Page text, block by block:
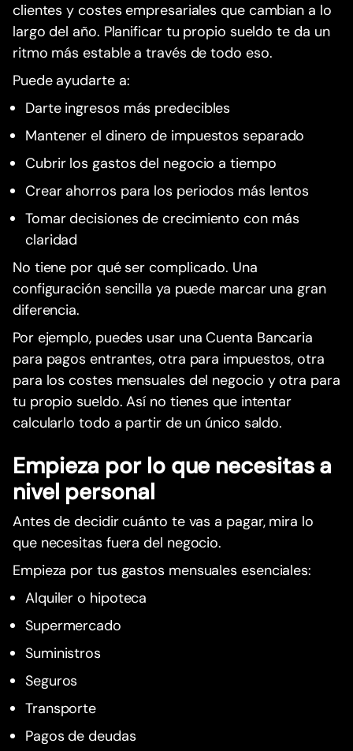
clientes y costes empresariales que cambian a lo
largo del año. Planificar tu propio sueldo te da un
ritmo más estable a través de todo eso.
Puede ayudarte a:
Darte ingresos más predecibles
Mantener el dinero de impuestos separado
Cubrir los gastos del negocio a tiempo
Crear ahorros para los periodos más lentos
Tomar decisiones de crecimiento con más
claridad
No tiene por qué ser complicado. Una
configuración sencilla ya puede marcar una gran
diferencia.
Por ejemplo, puedes usar una Cuenta Bancaria
para pagos entrantes, otra para impuestos, otra
para los costes mensuales del negocio y otra para
tu propio sueldo. Así no tienes que intentar
calcularlo todo a partir de un único saldo.
Empieza por lo que necesitas a
nivel personal
Antes de decidir cuánto te vas a pagar, mira lo
que necesitas fuera del negocio.
Empieza por tus gastos mensuales esenciales:
Alquiler o hipoteca
Supermercado
Suministros
Seguros
Transporte
Pagos de deudas